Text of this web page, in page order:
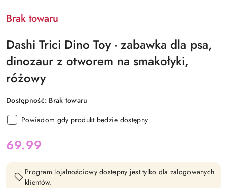
Brak towaru
Dashi Trici Dino Toy - zabawka dla psa,
dinozaur z otworem na smakołyki,
różowy
Dostępność: Brak towaru
Powiadom gdy produkt będzie dostępny
cena:
69.99
Program lojalnościowy dostępny jest tylko dla zalogowanych
klientów.